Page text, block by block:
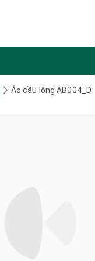
Áo cầu lông AB004_D